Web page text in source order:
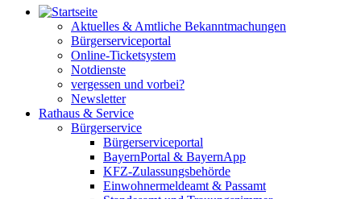
Aktuelles & Amtliche Bekanntmachungen
Bürgerserviceportal
Online-Ticketsystem
Notdienste
vergessen und vorbei?
Newsletter
Rathaus & Service
Bürgerservice
Bürgerserviceportal
BayernPortal & BayernApp
KFZ-Zulassungsbehörde
Einwohnermeldeamt & Passamt